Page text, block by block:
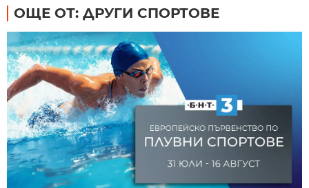
ОЩЕ ОТ: ДРУГИ СПОРТОВЕ